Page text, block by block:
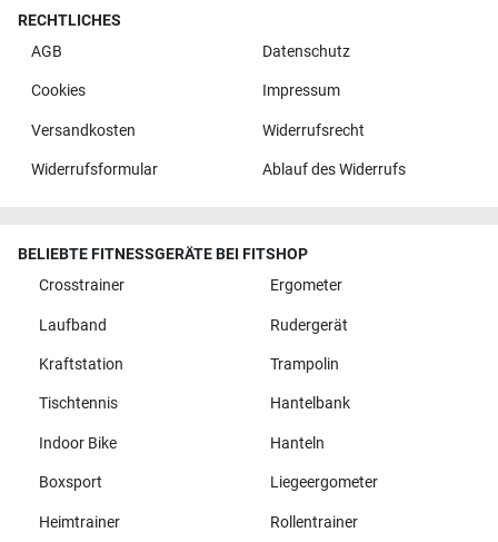
RECHTLICHES
AGB
Datenschutz
Cookies Impressum
Versandkosten Widerrufsrecht
Widerrufsformular Ablauf des Widerrufs
BELIEBTE FITNESSGERÄTE BEI FITSHOP
Crosstrainer
Ergometer
Laufband Rudergerät
Kraftstation Trampolin
Tischtennis Hantelbank
Indoor Bike Hanteln
Boxsport Liegeergometer
Heimtrainer Rollentrainer